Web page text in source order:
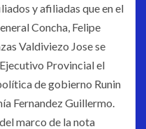
y afiliadas que en el
Concha, Felipe
Valdiviezo Jose se
Provincial el
de gobierno Runin
Fernandez Guillermo.
marco de la nota